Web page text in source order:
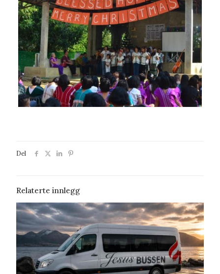
Del
Relaterte innlegg